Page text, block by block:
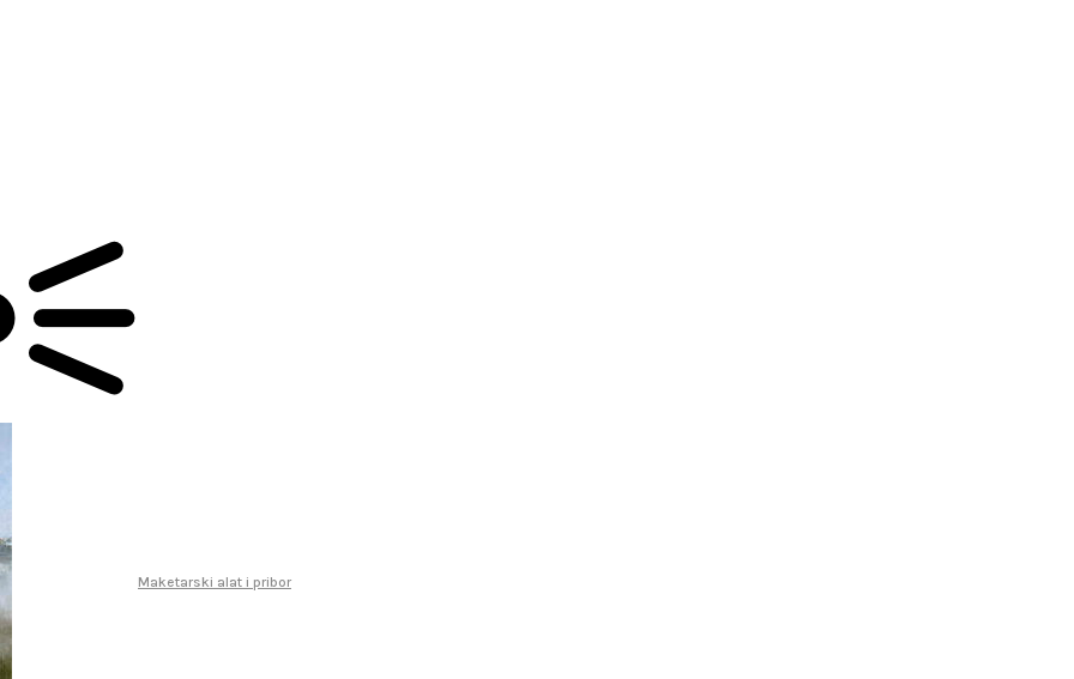
Maketarski alat i pribor